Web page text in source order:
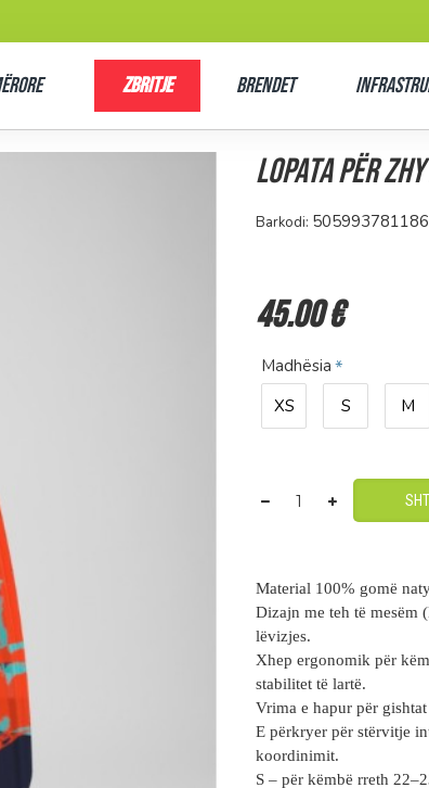
Zbritje Brendet
Lopata për
Barkodi:
45.00 €
Madhësia
XS
S M
Material 100% gomë
Dizajn me teh të
lëvizjes.
Xhep ergonomik për
stabilitet të lartë.
Vrima e hapur për
E përkryer për stërvitje
koordinimit.
S – për këmbë rreth